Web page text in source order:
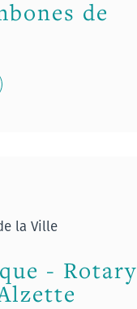
de
la Ville
- Rotary